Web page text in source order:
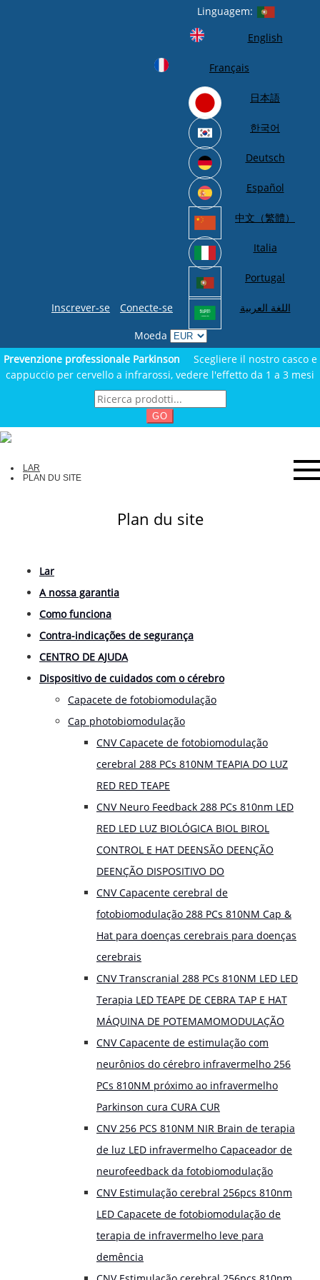
Inscrever-se Conecte-se
Linguagem:
English
Français
日本語
한국어
Deutsch
Español
中文（繁體）
Italia
Portugal
اللغة العربية
Moeda
Prevenzione professionale Parkinson
Scegliere il nostro casco e
cappuccio per cervello a infrarossi, vedere l'effetto da 1 a 3 mesi
GO
LAR
PLAN DU SITE
Plan du site
Lar
A nossa garantia
Como funciona
Contra-indicações de segurança
CENTRO DE AJUDA
Dispositivo de cuidados com o cérebro
Capacete de fotobiomodulação
Cap photobiomodulação
CNV Capacete de fotobiomodulação
cerebral 288 PCs 810NM TEAPIA DO LUZ
RED RED TEAPE
CNV Neuro Feedback 288 PCs 810nm LED
RED LED LUZ BIOLÓGICA BIOL BIROL
CONTROL E HAT DEENSÃO DEENÇÃO
DEENÇÃO DISPOSITIVO DO
CNV Capacente cerebral de
fotobiomodulação 288 PCs 810NM Cap &
Hat para doenças cerebrais para doenças
cerebrais
CNV Transcranial 288 PCs 810NM LED LED
Terapia LED TEAPE DE CEBRA TAP E HAT
MÁQUINA DE POTEMAMOMODULAÇÃO
CNV Capacente de estimulação com
neurônios do cérebro infravermelho 256
PCs 810NM próximo ao infravermelho
Parkinson cura CURA CUR
CNV 256 PCS 810NM NIR Brain de terapia
de luz LED infravermelho Capaceador de
neurofeedback da fotobiomodulação
CNV Estimulação cerebral 256pcs 810nm
LED Capacete de fotobiomodulação de
terapia de infravermelho leve para
demência